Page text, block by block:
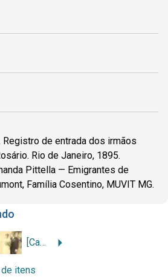
Registro de entrada dos irmãos
Rio de Janeiro, 1895.
Pittella — Emigrantes de
Família Cosentino, MUVIT MG.
[Casamento de Antonia Cosentino e Giuseppe Palmieri]
itens